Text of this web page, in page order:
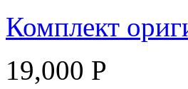
Комплект
19,000 Р